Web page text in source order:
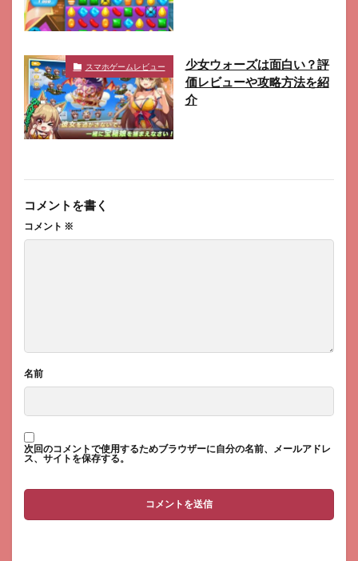
スマホゲームレビュー
少女ウォーズは面白い？評
価レビューや攻略方法を紹
介
コメントを書く
コメント ※
名前
次回のコメントで使用するためブラウザーに自分の名前、メールアドレ
ス、サイトを保存する。